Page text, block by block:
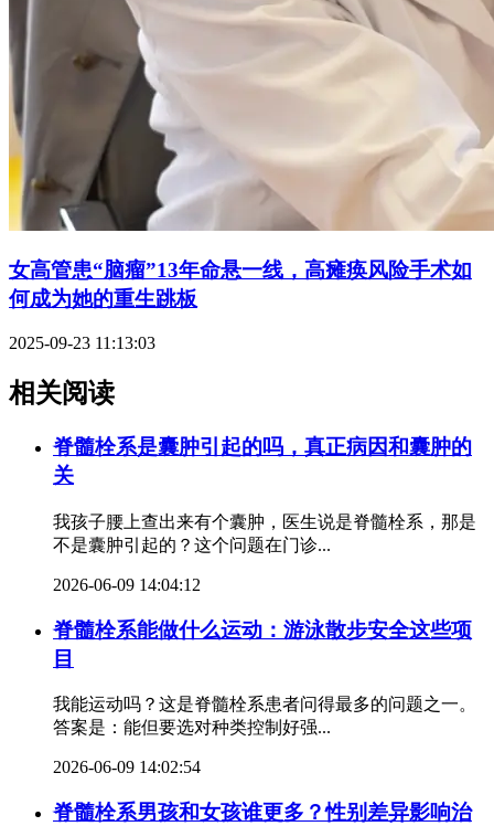
女高管患“脑瘤”13年命悬一线，高瘫痪风险手术如
何成为她的重生跳板
2025-09-23 11:13:03
相关阅读
脊髓栓系是囊肿引起的吗，真正病因和囊肿的
关
我孩子腰上查出来有个囊肿，医生说是脊髓栓系，那是
不是囊肿引起的？这个问题在门诊...
2026-06-09 14:04:12
脊髓栓系能做什么运动：游泳散步安全这些项
目
我能运动吗？这是脊髓栓系患者问得最多的问题之一。
答案是：能但要选对种类控制好强...
2026-06-09 14:02:54
脊髓栓系男孩和女孩谁更多？性别差异影响治